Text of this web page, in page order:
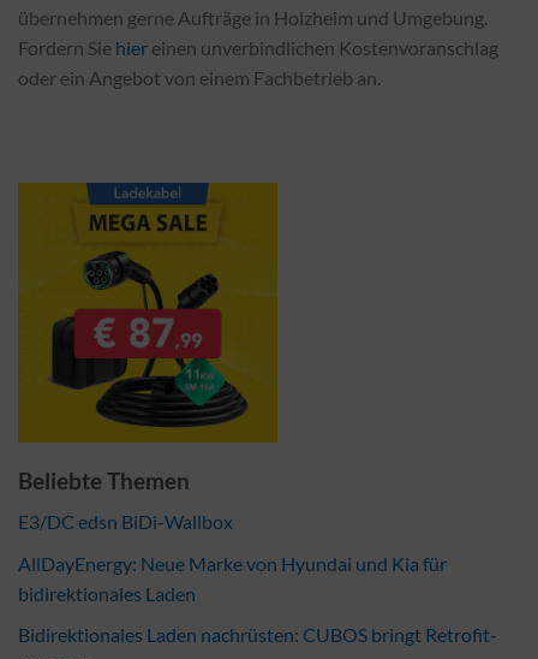
übernehmen gerne Aufträge in Holzheim und Umgebung.
Fordern Sie hier einen unverbindlichen Kostenvoranschlag
oder ein Angebot von einem Fachbetrieb an.
Beliebte Themen
E3/DC edsn BiDi-Wallbox
AllDayEnergy: Neue Marke von Hyundai und Kia für
bidirektionales Laden
Bidirektionales Laden nachrüsten: CUBOS bringt Retrofit-